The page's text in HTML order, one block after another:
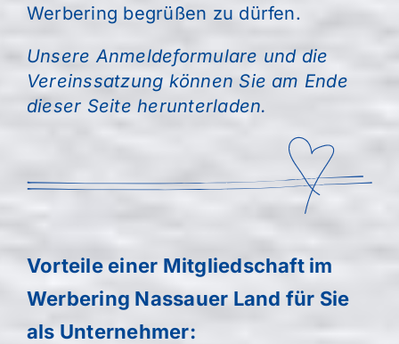
Werbering begrüßen zu dürfen.
Unsere Anmeldeformulare und die
Vereinssatzung können Sie am Ende
dieser Seite herunterladen.
Vorteile einer Mitgliedschaft im
Werbering Nassauer Land für Sie
als Unternehmer: